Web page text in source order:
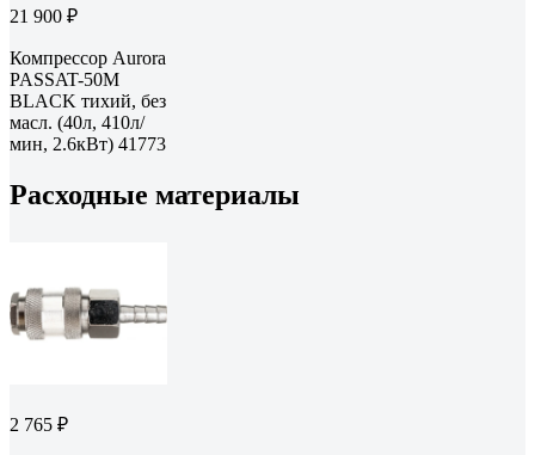
21 900 ₽
Компрессор Aurora
PASSAT-50M
BLACK тихий, без
масл. (40л, 410л/
мин, 2.6кВт) 41773
Расходные материалы
2 765 ₽